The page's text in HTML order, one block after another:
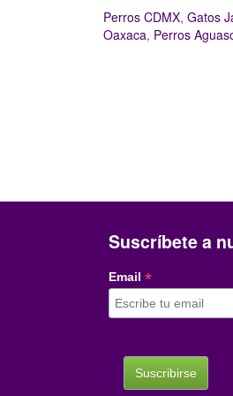
Perros CDMX, Gatos
Oaxaca, Perros
Suscríbete a
Email *